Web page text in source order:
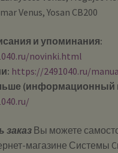
Venus, Yosan CB200
и упоминания:
novinki.html
https://2491040.ru/
(информационный
Вы можете
магазине Системы